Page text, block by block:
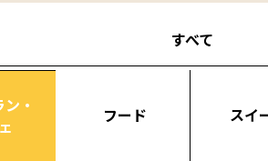
すべて
・
フード スイ